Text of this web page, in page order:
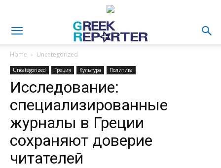
Home Uncategorized
Uncategorized Греция Культура Политика
Исследование:
специализированные
журналы в Греции
сохраняют доверие
читателей